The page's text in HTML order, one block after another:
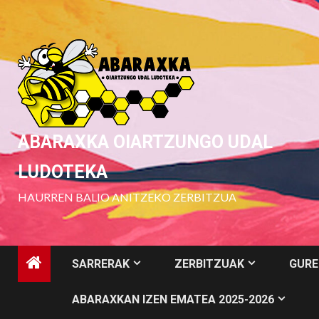
to
content
ABARAXKA OIARTZUNGO UDAL
LUDOTEKA
HAURREN BALIO ANITZEKO ZERBITZUA
SARRERAK ZERBITZUAK
ABARAXKAN IZEN EMATEA 2025-2026